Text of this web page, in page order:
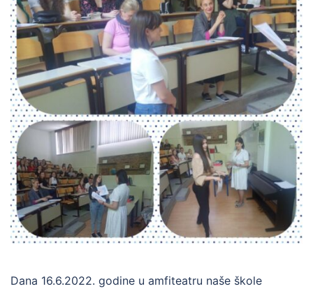
Dana 16.6.2022. godine u amfiteatru naše škole